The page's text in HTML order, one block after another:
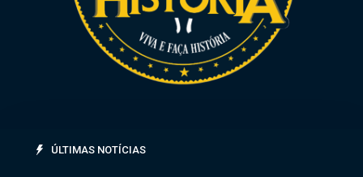
ÚLTIMAS NOTÍCIAS